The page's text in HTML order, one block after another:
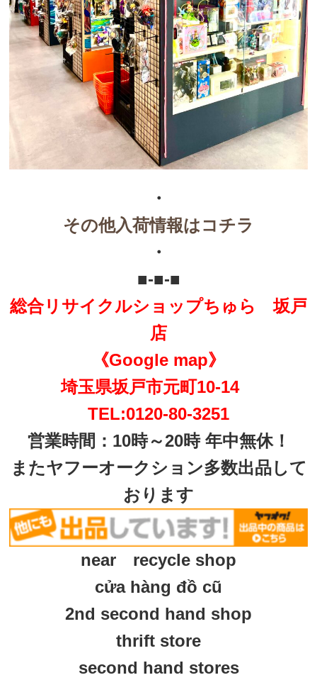
・
その他入荷情報はコチラ
・
■-■-■
総合リサイクルショップちゅら 坂戸
店
《Google map》
埼玉県坂戸市元町10-14
TEL:0120-80-3251
営業時間：10時～20時 年中無休！
またヤフーオークション多数出品して
おります
near recycle shop
cửa hàng đồ cũ
2nd second hand shop
thrift store
second hand stores